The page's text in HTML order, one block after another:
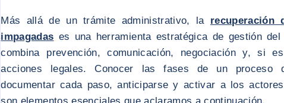
Más allá de un trámite administrativo, la recuperación
impagadas es una herramienta estratégica de gestión
combina prevención, comunicación, negociación y, si
acciones legales. Conocer las fases de un proceso
documentar cada paso, anticiparse y activar a los